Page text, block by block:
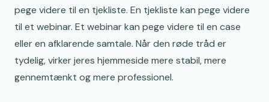
pege videre til en tjekliste. En tjekliste kan pege videre
til et webinar. Et webinar kan pege videre til en case
eller en afklarende samtale. Når den røde tråd er
tydelig, virker jeres hjemmeside mere stabil, mere
gennemtænkt og mere professionel.